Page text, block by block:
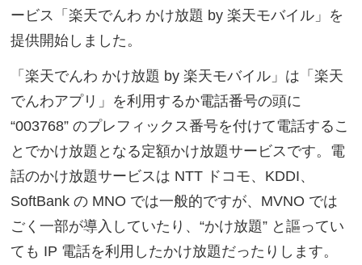
ービス「楽天でんわ かけ放題 by 楽天モバイル」を
提供開始しました。
「楽天でんわ かけ放題 by 楽天モバイル」は「楽天
でんわアプリ」を利用するか電話番号の頭に
“003768” のプレフィックス番号を付けて電話するこ
とでかけ放題となる定額かけ放題サービスです。電
話のかけ放題サービスは NTT ドコモ、KDDI、
SoftBank の MNO では一般的ですが、MVNO では
ごく一部が導入していたり、“かけ放題” と謳ってい
ても IP 電話を利用したかけ放題だったりします。